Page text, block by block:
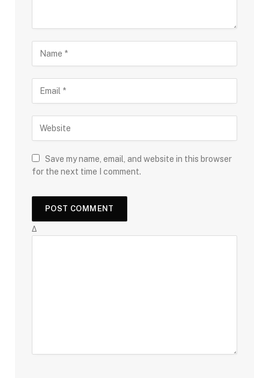
Save my name, email, and website in this browser
for the next time I comment.
Δ